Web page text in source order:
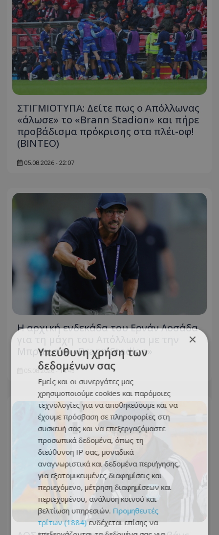
ΣΤΙΓΜΙΟΤΥΠΑ: Δείτε πως ο Απόλλωνας
«άλωσε» το «Brann Stadion» και πήρε
προβάδισμα πρόκρισης στα πλέι-οφ!
(ΒΙΝΤΕΟ)
05.08.2026 - 22:07
Η αρχική ενδεκάδα του Ερνάν Λοσάδα
Μπραν στο «Brann Stadion»
05.08.2026 - 18:45
×
Υπεύθυνη χρήση των
δεδομένων σας
Εμείς και οι συνεργάτες μας
χρησιμοποιούμε cookies και παρόμοιες
τεχνολογίες για να αποθηκεύουμε και να
έχουμε πρόσβαση σε πληροφορίες στη
συσκευή σας και να επεξεργαζόμαστε
προσωπικά δεδομένα, όπως τη
διεύθυνση IP σας, μοναδικά
αναγνωριστικά και δεδομένα περιήγησης,
για εξατομικευμένες διαφημίσεις και
περιεχόμενο, μέτρηση διαφημίσεων και
περιεχομένου, ανάλυση κοινού και
βελτίωση υπηρεσιών. Προμηθευτές
τρίτων (1884)ενδέχεται επίσης να